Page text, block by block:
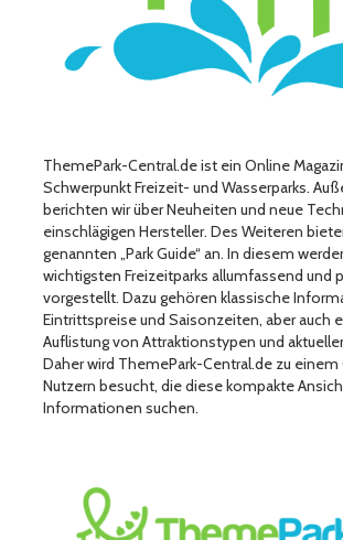
ThemePark-Central.de ist ein Online
Schwerpunkt Freizeit- und Wasserparks.
berichten wir über Neuheiten und neue
einschlägigen Hersteller. Des Weiteren
genannten „Park Guide“ an. In diesem
wichtigsten Freizeitparks allumfassend und
vorgestellt. Dazu gehören klassische
Eintrittspreise und Saisonzeiten, aber auch
Auflistung von Attraktionstypen und
Daher wird ThemePark-Central.de zu
Nutzern besucht, die diese kompakte
Informationen suchen.